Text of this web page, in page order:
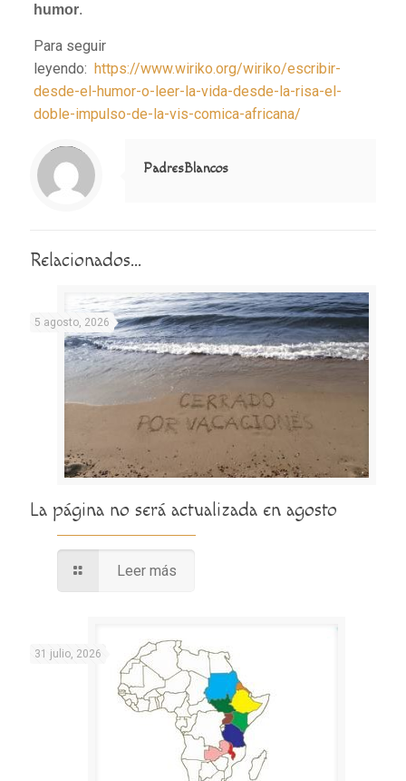
humor.
Para seguir
leyendo: https://www.wiriko.org/wiriko/escribir-
desde-el-humor-o-leer-la-vida-desde-la-risa-el-
doble-impulso-de-la-vis-comica-africana/
Notice
: Trying to access array offset on value of type null in
/home/misioner/public_html/padresblancos/themes/betheme/includes/content-single.php
on line
286
PadresBlancos
Relacionados...
5 agosto, 2026
La página no será actualizada en agosto
Leer más
31 julio, 2026